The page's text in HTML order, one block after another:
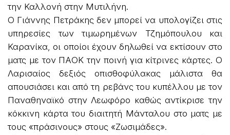
την Καλλονή στην Μυτιλήνη.
Ο Γιάννης Πετράκης δεν μπορεί να υπολογίζει στις
υπηρεσίες των τιμωρημένων Τζημόπουλου και
Καρανίκα, οι οποίοι έχουν δηλωθεί να εκτίσουν στο
ματς με τον ΠΑΟΚ την ποινή για κίτρινες κάρτες. Ο
Λαρισαίος δεξιός οπισθοφύλακας μάλιστα θα
απουσιάσει και από τη ρεβάνς του κυπέλλου με τον
Παναθηναϊκό στην Λεωφόρο καθώς αντίκρισε την
κόκκινη κάρτα του διαιτητή Μάνταλου στο ματς με
τους «πράσινους» στους «Ζωσιμάδες».